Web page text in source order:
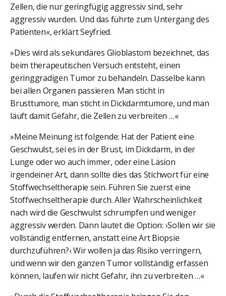
Zellen, die nur geringfügig aggressiv sind, sehr
aggressiv wurden. Und das führte zum Untergang des
Patienten«, erklärt Seyfried.
»Dies wird als sekundäres Glioblastom bezeichnet, das
beim therapeutischen Versuch entsteht, einen
geringgradigen Tumor zu behandeln. Dasselbe kann
bei allen Organen passieren. Man sticht in
Brusttumore, man sticht in Dickdarmtumore, und man
läuft damit Gefahr, die Zellen zu verbreiten …«
»Meine Meinung ist folgende: Hat der Patient eine
Geschwulst, sei es in der Brust, im Dickdarm, in der
Lunge oder wo auch immer, oder eine Läsion
irgendeiner Art, dann sollte dies das Stichwort für eine
Stoffwechseltherapie sein. Führen Sie zuerst eine
Stoffwechseltherapie durch. Aller Wahrscheinlichkeit
nach wird die Geschwulst schrumpfen und weniger
aggressiv werden. Dann lautet die Option: ›Sollen wir sie
vollständig entfernen, anstatt eine Art Biopsie
durchzuführen?‹ Wir wollen ja das Risiko verringern,
und wenn wir den ganzen Tumor vollständig erfassen
können, laufen wir nicht Gefahr, ihn zu verbreiten …«